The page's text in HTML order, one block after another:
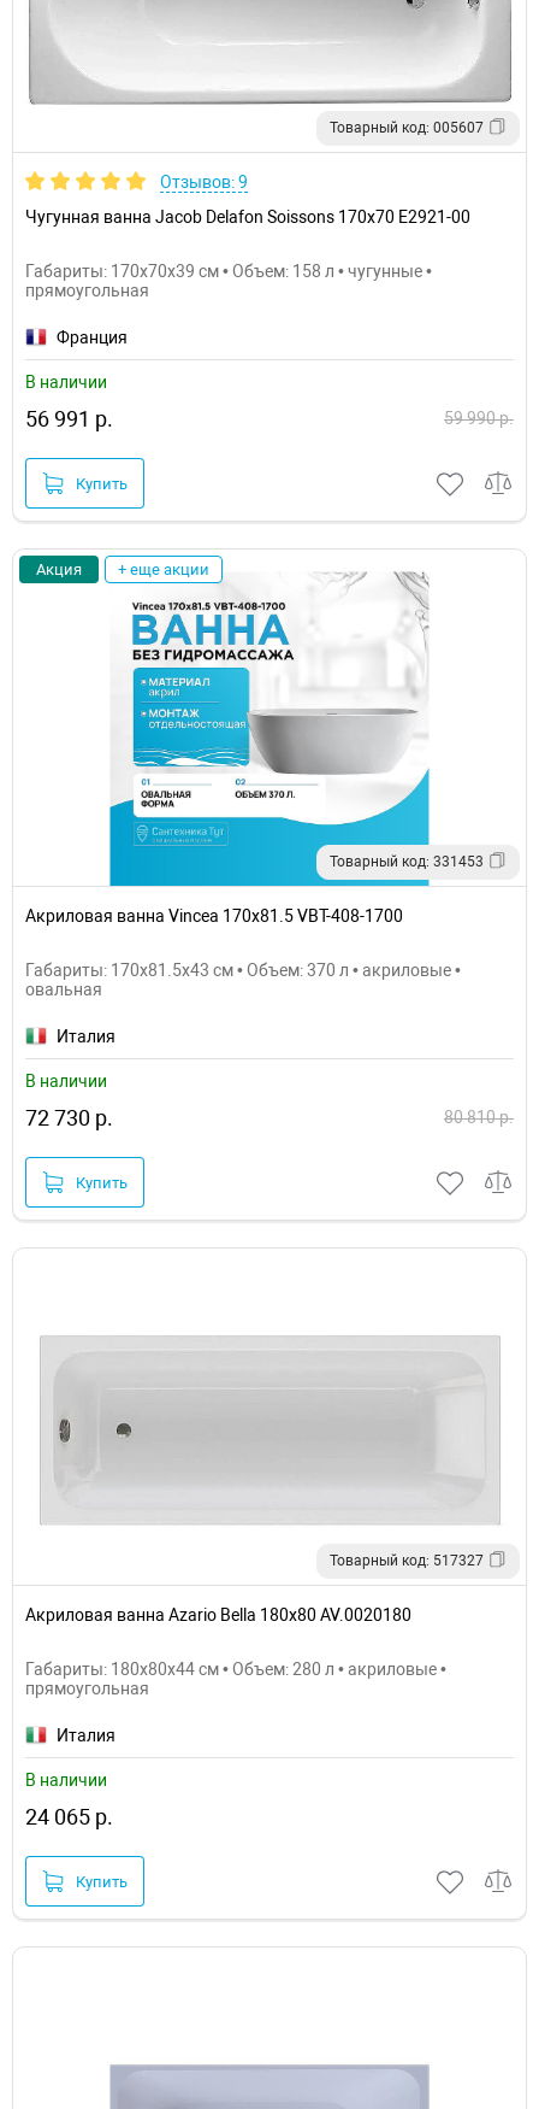
Товарный код: 005607
Отзывов: 9
Чугунная ванна Jacob Delafon Soissons 170x70 E2921-00
Габариты: 170x70x39 см • Объем: 158 л • чугунные •
прямоугольная
Франция
В наличии
56 991 р. 59 990 р.
Купить
Акция + еще акции
Товарный код: 331453
Акриловая ванна Vincea 170x81.5 VBT-408-1700
Габариты: 170x81.5x43 см • Объем: 370 л • акриловые •
овальная
Италия
В наличии
72 730 р. 80 810 р.
Купить
Товарный код: 517327
Акриловая ванна Azario Bella 180х80 AV.0020180
Габариты: 180x80x44 см • Объем: 280 л • акриловые •
прямоугольная
Италия
В наличии
24 065 р.
Купить